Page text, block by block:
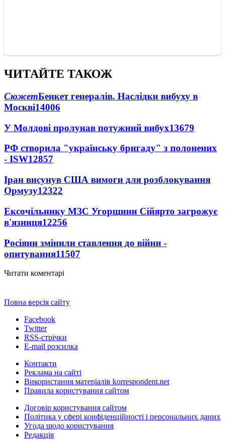
ЧИТАЙТЕ ТАКОЖ
СюжетБенкет генералів. Наслідки вибуху в
Москві14006
У Молдові пролунав потужний вибух13679
РФ створила "українську бригаду" з полонених
- ISW12857
Іран висунув США вимоги для розблокування
Ормузу12322
Ексочільнику МЗС Угорщини Сійярто загрожує
в'язниця12256
Росіяни змінили ставлення до війни -
опитування11507
Читати коментарі
Повна версія сайту
Facebook
Twitter
RSS-стрічки
E-mail розсилка
Контакти
Реклама на сайті
Використання матеріалів korrespondent.net
Правила користування сайтом
Договір користування сайтом
Політика у сфері конфіденційності і персональних даних
Угода щодо користування
Редакція